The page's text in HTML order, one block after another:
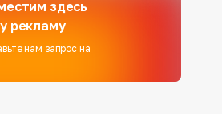
здесь
рекламу
нам запрос на